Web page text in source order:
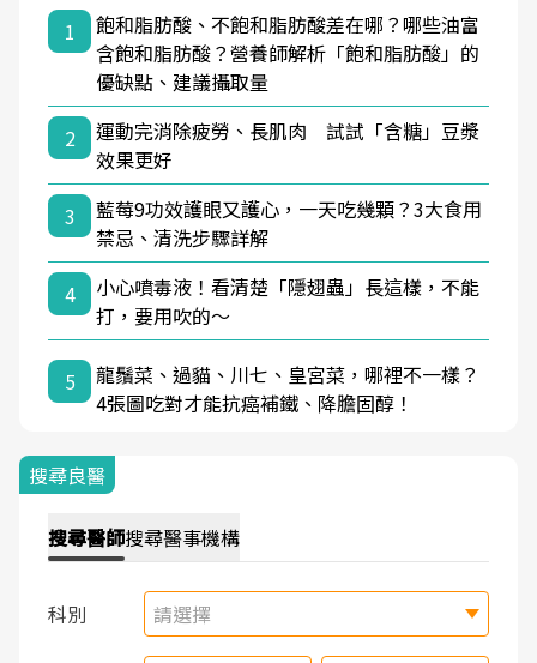
1
飽和脂肪酸、不飽和脂肪酸差在哪？哪些油富
含飽和脂肪酸？營養師解析「飽和脂肪酸」的
優缺點、建議攝取量
2
運動完消除疲勞、長肌肉 試試「含糖」豆漿
效果更好
3
藍莓9功效護眼又護心，一天吃幾顆？3大食用
禁忌、清洗步驟詳解
4
小心噴毒液！看清楚「隱翅蟲」長這樣，不能
打，要用吹的～
5
龍鬚菜、過貓、川七、皇宮菜，哪裡不一樣？
4張圖吃對才能抗癌補鐵、降膽固醇！
搜尋良醫
搜尋醫師搜尋醫事機構
科別 請選擇